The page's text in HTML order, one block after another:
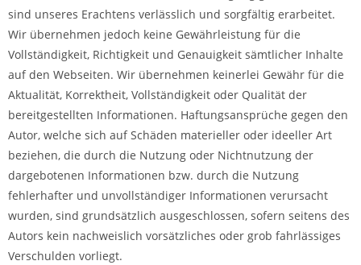
sind unseres Erachtens verlässlich und sorgfältig erarbeitet.
Wir übernehmen jedoch keine Gewährleistung für die
Vollständigkeit, Richtigkeit und Genauigkeit sämtlicher Inhalte
auf den Webseiten. Wir übernehmen keinerlei Gewähr für die
Aktualität, Korrektheit, Vollständigkeit oder Qualität der
bereitgestellten Informationen. Haftungsansprüche gegen den
Autor, welche sich auf Schäden materieller oder ideeller Art
beziehen, die durch die Nutzung oder Nichtnutzung der
dargebotenen Informationen bzw. durch die Nutzung
fehlerhafter und unvollständiger Informationen verursacht
wurden, sind grundsätzlich ausgeschlossen, sofern seitens des
Autors kein nachweislich vorsätzliches oder grob fahrlässiges
Verschulden vorliegt.